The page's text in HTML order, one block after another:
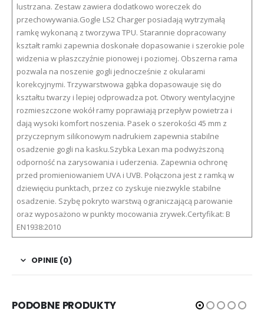
lustrzana. Zestaw zawiera dodatkowo woreczek do
przechowywania.Gogle LS2 Charger posiadają wytrzymałą
ramkę wykonaną z tworzywa TPU. Starannie dopracowany
kształt ramki zapewnia doskonałe dopasowanie i szerokie pole
widzenia w płaszczyźnie pionowej i poziomej. Obszerna rama
pozwala na noszenie gogli jednocześnie z okularami
korekcyjnymi. Trzywarstwowa gąbka dopasowauje się do
kształtu twarzy i lepiej odprowadza pot. Otwory wentylacyjne
rozmieszczone wokół ramy poprawiają przepływ powietrza i
dają wysoki komfort noszenia. Pasek o szerokości 45 mm z
przyczepnym silikonowym nadrukiem zapewnia stabilne
osadzenie gogli na kasku.Szybka Lexan ma podwyższoną
odporność na zarysowania i uderzenia. Zapewnia ochronę
przed promieniowaniem UVA i UVB. Połączona jest z ramką w
dziewięciu punktach, przez co zyskuje niezwykle stabilne
osadzenie. Szybę pokryto warstwą ograniczającą parowanie
oraz wyposażono w punkty mocowania zrywek.Certyfikat: B
EN1938:2010
OPINIE (0)
PODOBNE PRODUKTY